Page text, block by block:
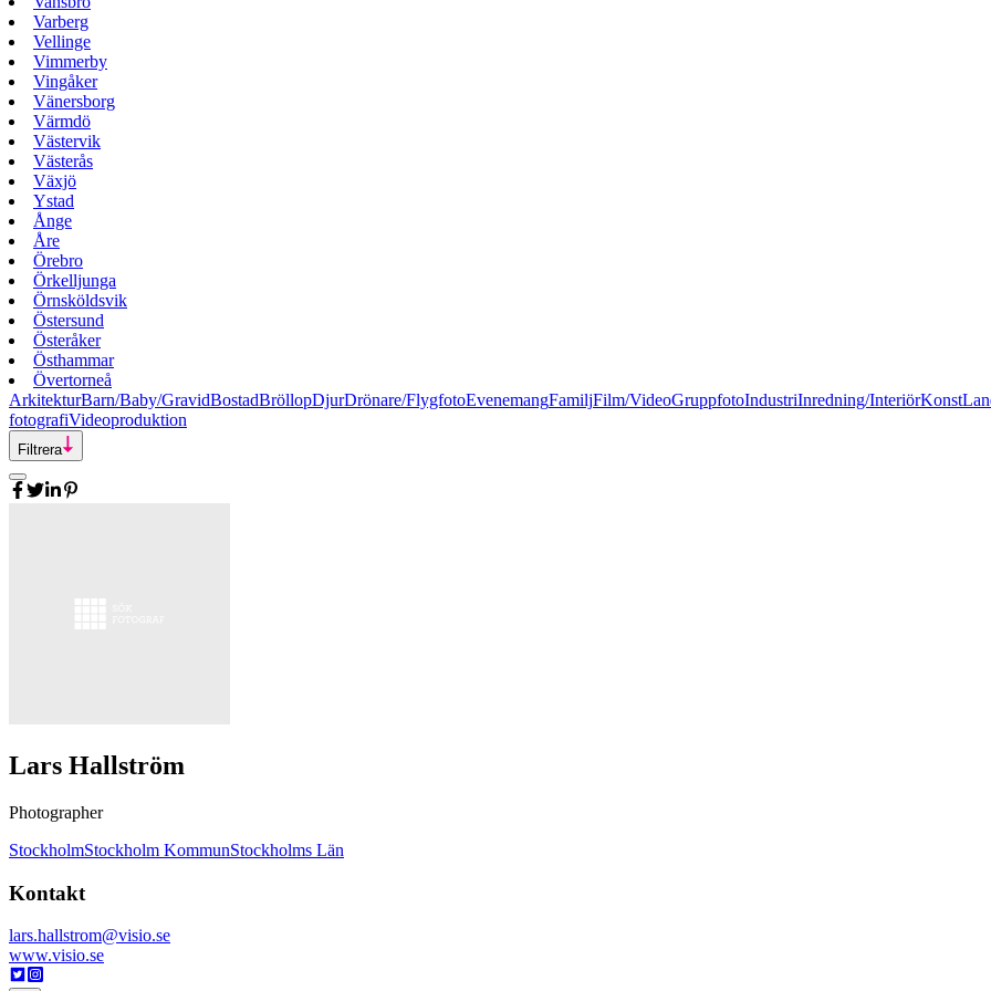
Varberg
Vellinge
Vimmerby
Vingåker
Vänersborg
Värmdö
Västervik
Västerås
Växjö
Ystad
Ånge
Åre
Örebro
Örkelljunga
Örnsköldsvik
Östersund
Österåker
Östhammar
Övertorneå
ArkitekturBarn/Baby/GravidBostadBröllopDjurDrönare/FlygfotoEvenemangFamiljFilm/VideoGruppfotoIndustriInredning/InteriörKonst
fotografiVideoproduktion
Filtrera
Lars Hallström
Photographer
StockholmStockholm KommunStockholms Län
Kontakt
lars.hallstrom@visio.se
www.visio.se